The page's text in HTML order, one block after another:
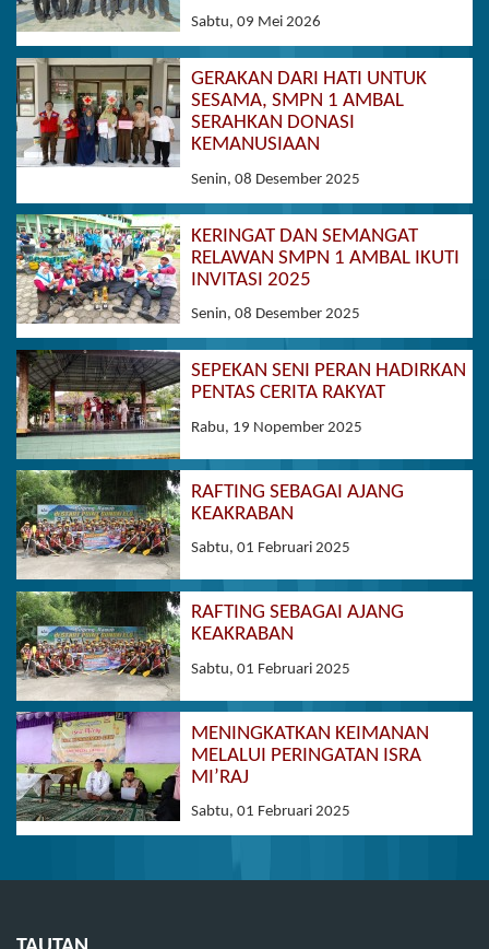
Sabtu, 09 Mei 2026
GERAKAN DARI HATI UNTUK
SESAMA, SMPN 1 AMBAL
SERAHKAN DONASI
KEMANUSIAAN
Senin, 08 Desember 2025
KERINGAT DAN SEMANGAT
RELAWAN SMPN 1 AMBAL IKUTI
INVITASI 2025
Senin, 08 Desember 2025
SEPEKAN SENI PERAN HADIRKAN
PENTAS CERITA RAKYAT
Rabu, 19 Nopember 2025
RAFTING SEBAGAI AJANG
KEAKRABAN
Sabtu, 01 Februari 2025
RAFTING SEBAGAI AJANG
KEAKRABAN
Sabtu, 01 Februari 2025
MENINGKATKAN KEIMANAN
MELALUI PERINGATAN ISRA
MI’RAJ
Sabtu, 01 Februari 2025